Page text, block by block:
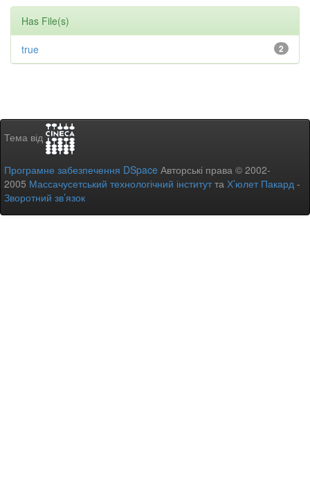
Has File(s)
2
true
Тема від
Програмне забезпечення DSpace Авторські права © 2002-
2005 Массачусетський технологічний інститутта Х’юлет Пакард -
Зворотний зв’язок